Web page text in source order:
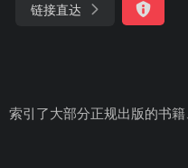
链接直达
索引了大部分正规出版的书